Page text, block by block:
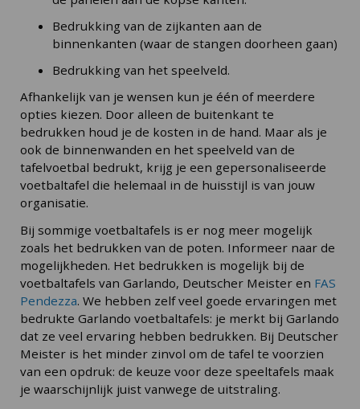
Bedrukking van de zijkanten aan de
binnenkanten (waar de stangen doorheen gaan)
Bedrukking van het speelveld.
Afhankelijk van je wensen kun je één of meerdere
opties kiezen. Door alleen de buitenkant te
bedrukken houd je de kosten in de hand. Maar als je
ook de binnenwanden en het speelveld van de
tafelvoetbal bedrukt, krijg je een gepersonaliseerde
voetbaltafel die helemaal in de huisstijl is van jouw
organisatie.
Bij sommige voetbaltafels is er nog meer mogelijk
zoals het bedrukken van de poten. Informeer naar de
mogelijkheden. Het bedrukken is mogelijk bij de
voetbaltafels van Garlando, Deutscher Meister en FAS
Pendezza. We hebben zelf veel goede ervaringen met
bedrukte Garlando voetbaltafels: je merkt bij Garlando
dat ze veel ervaring hebben bedrukken. Bij Deutscher
Meister is het minder zinvol om de tafel te voorzien
van een opdruk: de keuze voor deze speeltafels maak
je waarschijnlijk juist vanwege de uitstraling.